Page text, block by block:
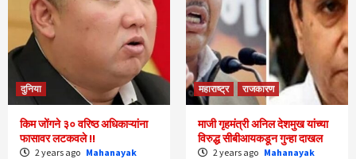
दुनिया
किम जोंगने ३० वरिष्ठ अधिकाऱ्यांना
फासावर लटकवले !!
2 years ago Mahanayak
महाराष्ट्र राजकारण
माजी गृहमंत्री अनिल देशमुख यांच्या
विरुद्ध सीबीआयकडून गुन्हा दाखल
2 years ago Mahanayak